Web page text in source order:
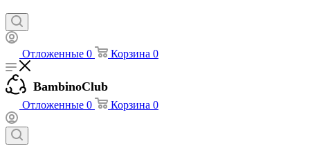
Отложенные 0 Корзина 0
BambinoClub
Отложенные 0 Корзина 0